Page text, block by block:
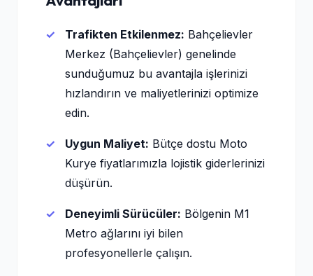
Trafikten Etkilenmez: Bahçelievler
Merkez (Bahçelievler) genelinde
sunduğumuz bu avantajla işlerinizi
hızlandırın ve maliyetlerinizi optimize
edin.
Uygun Maliyet: Bütçe dostu Moto
Kurye fiyatlarımızla lojistik giderlerinizi
düşürün.
Deneyimli Sürücüler: Bölgenin M1
Metro ağlarını iyi bilen
profesyonellerle çalışın.